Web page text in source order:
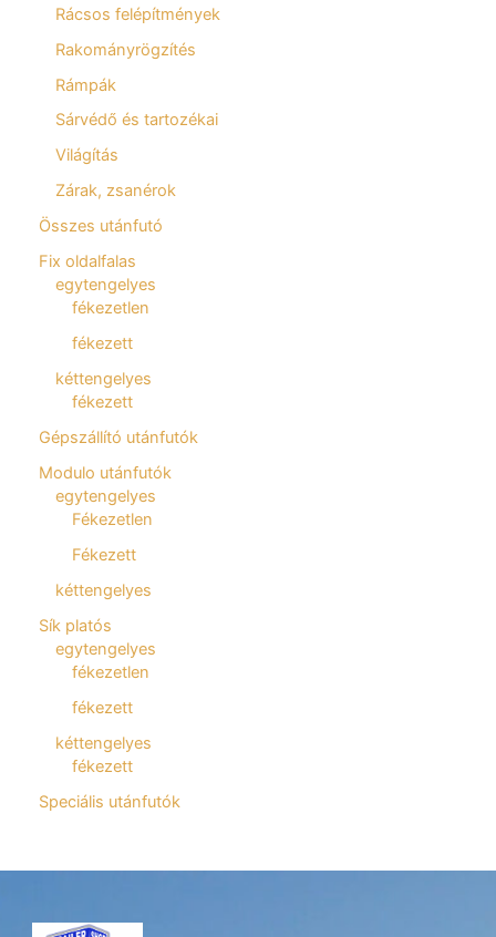
Rácsos felépítmények
Rakományrögzítés
Rámpák
Sárvédő és tartozékai
Világítás
Zárak, zsanérok
Összes utánfutó
Fix oldalfalas
egytengelyes
fékezetlen
fékezett
kéttengelyes
fékezett
Gépszállító utánfutók
Modulo utánfutók
egytengelyes
Fékezetlen
Fékezett
kéttengelyes
Sík platós
egytengelyes
fékezetlen
fékezett
kéttengelyes
fékezett
Speciális utánfutók